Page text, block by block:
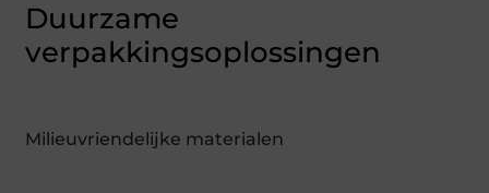
Duurzame
verpakkingsoplossingen
Milieuvriendelijke materialen